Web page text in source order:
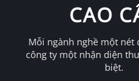
CAO
Mỗi ngành nghề một nét
công ty một nhận diện
biệt.